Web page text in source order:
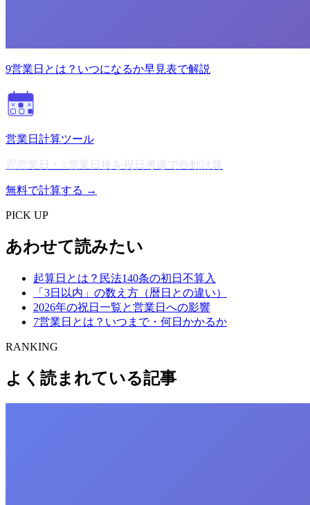
9営業日とは？いつになるか早見表で解説
営業日計算ツール
翌営業日・○営業日後を祝日考慮で自動計算
無料で計算する →
PICK UP
あわせて読みたい
起算日とは？民法140条の初日不算入
「3日以内」の数え方（暦日との違い）
2026年の祝日一覧と営業日への影響
7営業日とは？いつまで・何日かかるか
RANKING
よく読まれている記事